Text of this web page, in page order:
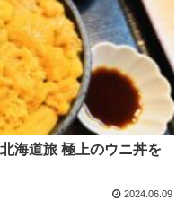
海道旅 極上のウニ丼を
2024.06.09